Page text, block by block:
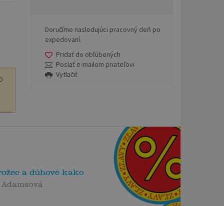
Doručíme nasledujúci pracovný deň po
expedovaní.
Pridať do obľúbených
Poslať e-mailom priateľovi
Vytlačiť
a dúhové kako